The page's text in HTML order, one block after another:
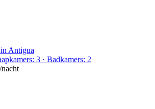
Antigua
3 · Badkamers: 2
/nacht